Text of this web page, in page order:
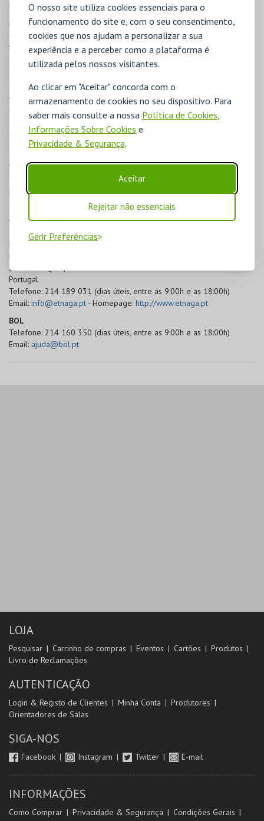
O nosso site utiliza cookies essenciais para o
funcionamento do site e, com o seu consentimento,
cookies que nos ajudam a personalizar a sua
experiência e a perceber como a plataforma é
utilizada pelos nossos visitantes.
Ao clicar em "Aceitar" concorda com o
armazenamento de cookies no seu dispositivo. Para
saber mais consulte a nossa Política de Cookies
Informações Sobre Cookies e
Privacidade & Segurança.
Aceitar
Rejeitar não essenciais
Gerir Preferências
Para mais informações, contacte-nos eminfo@bol.pt.
No Portal daBOLna Internet é disponibilizada uma área própria para
cada Instituição, da sua responsabilidade, que permite apresentar
toda a história, informações e pessoas que contribuem para a
grandeza da entidade e promover os espetáculos e eventos que
dispõe.
AOS PRESTADORES DE SERVIÇOS
O aumento do âmbito dos serviços prestados por qualquer
estabelecimento é reconhecido como uma mais-valia para os seus
clientes que encontram no mesmo espaço a oportunidade de
satisfazer várias necessidades.
A
BOLdispõe de serviços que podem ajudá-lo a diversificar a gama
Para mais informações, contacte-nos eminfo@bol.pt.
A EMPRESA
Etnaga
, Consultores Sistemas de Informação, Lda.
Nº Contribuinte: 502669730
Rua Cesário Verde, 35-E
2790-491 Queijas
Portugal
Telefone: 214 189 031 (dias úteis, entre as 9:00h e as 18:00h)
Email: info@etnaga.pt - Homepage: http://www.etnaga.pt
BOL
Telefone: 214 160 350 (dias úteis, entre as 9:00h e as 18:00h)
Email: ajuda@bol.pt
LOJA
Pesquisar Carrinho de compras Eventos Cartões
Produtos
Livro de Reclamações
AUTENTICAÇÃO
Login & Registo de Clientes Minha Conta
Produtores
Orientadores de Salas
SIGA-NOS
Facebook Instagram Twitter E-mail
INFORMAÇÕES
Como Comprar Privacidade & Segurança
Condições Gerais